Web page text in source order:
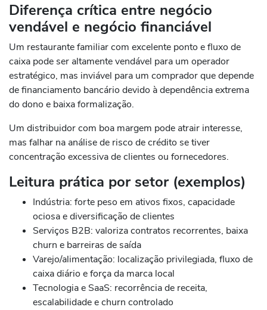
Diferença crítica entre negócio
vendável e negócio financiável
Um restaurante familiar com excelente ponto e fluxo de
caixa pode ser altamente vendável para um operador
estratégico, mas inviável para um comprador que depende
de financiamento bancário devido à dependência extrema
do dono e baixa formalização.
Um distribuidor com boa margem pode atrair interesse,
mas falhar na análise de risco de crédito se tiver
concentração excessiva de clientes ou fornecedores.
Leitura prática por setor (exemplos)
Indústria: forte peso em ativos fixos, capacidade
ociosa e diversificação de clientes
Serviços B2B: valoriza contratos recorrentes, baixa
churn e barreiras de saída
Varejo/alimentação: localização privilegiada, fluxo de
caixa diário e força da marca local
Tecnologia e SaaS: recorrência de receita,
escalabilidade e churn controlado